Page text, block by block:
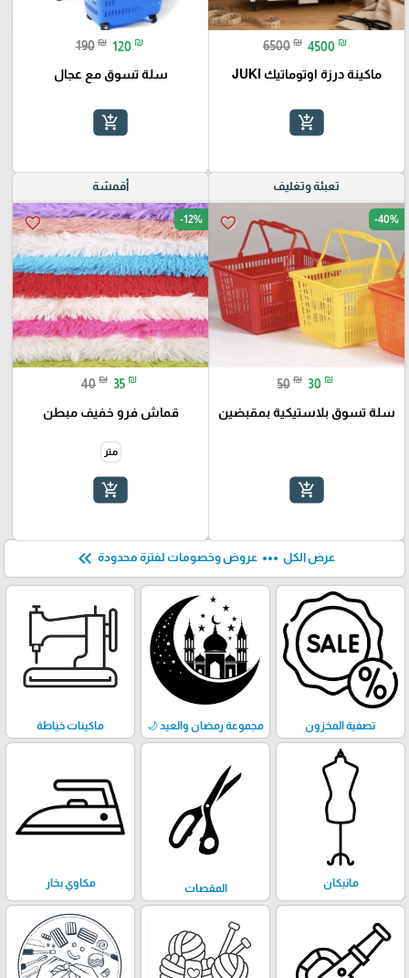
6500 ₪ 4500 ₪
ماكينة درزة اوتوماتيك JUKI
add_shopping_cart
190 ₪ 120 ₪
سلة تسوق مع عجال
add_shopping_cart
تعبئة وتغليف
favorite_border -40%
50 ₪ 30 ₪
سلة تسوق بلاستيكية بمقبضين
add_shopping_cart
أقمشة
favorite_border -12%
40 ₪ 35 ₪
قماش فرو خفيف مبطن
متر
add_shopping_cart
عرض الكل more_horiz عروض وخصومات لفترة محدودة keyboard_double_arrow_left
تصفية المخزون مجموعة رمضان والعيد 🌙 ماكينات خياطة
مانيكان المقصات مكاوي بخار